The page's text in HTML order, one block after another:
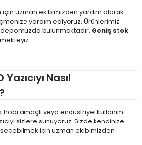
için uzman ekibimizden yardım alarak
yardım ediyoruz. Ürünlerimiz
bulunmaktadır. Geniş stok
Nasıl
amaçlı veya endüstriyel kullanım
sizlere sunuyoruz. Sizde kendinize
seçebilmek için uzman ekibimizden